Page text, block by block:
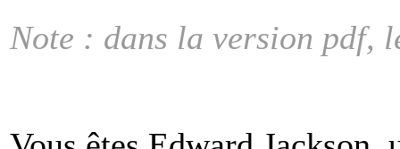
Note : dans la version pdf,